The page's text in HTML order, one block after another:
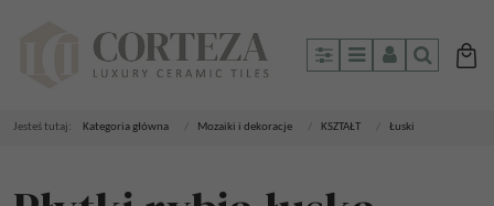
PanelMenuPanelSzukaj
Jesteś tutaj: Kategoria główna Mozaiki i dekoracje KSZTAŁT Łuski